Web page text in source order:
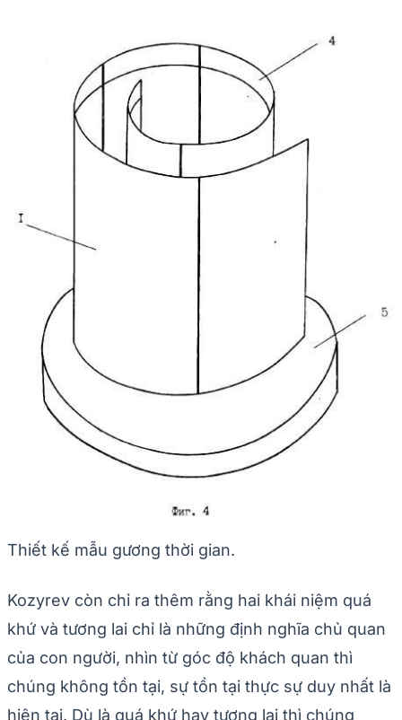
Thiết kế mẫu gương thời gian.
Kozyrev còn chỉ ra thêm rằng hai khái niệm quá
khứ và tương lai chỉ là những định nghĩa chủ quan
của con người, nhìn từ góc độ khách quan thì
chúng không tồn tại, sự tồn tại thực sự duy nhất là
hiện tại. Dù là quá khứ hay tương lai thì chúng